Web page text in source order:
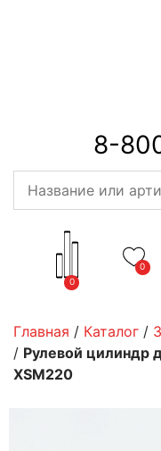
8-
0
0
Главная / Каталог /
/ Рулевой цилиндр
XSM220